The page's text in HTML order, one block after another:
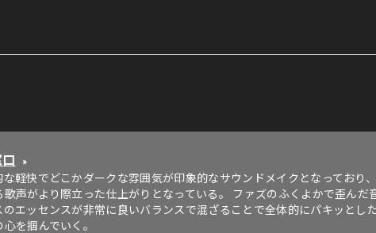
»
な軽快でどこかダークな雰囲気が印象的なサウンドメイクとなってお
声がより際立った仕上がりとなっている。 ファズのふくよかで歪ん
のエッセンスが非常に良いバランスで混ざることで全体的にパキッとし
を掴んでいく。